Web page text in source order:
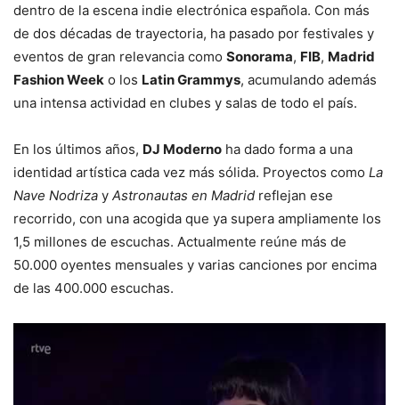
dentro de la escena indie electrónica española. Con más
de dos décadas de trayectoria, ha pasado por festivales y
eventos de gran relevancia como Sonorama, FIB, Madrid
Fashion Week o los Latin Grammys, acumulando además
una intensa actividad en clubes y salas de todo el país.
En los últimos años, DJ Moderno ha dado forma a una
identidad artística cada vez más sólida. Proyectos como La
Nave Nodriza y Astronautas en Madrid reflejan ese
recorrido, con una acogida que ya supera ampliamente los
1,5 millones de escuchas. Actualmente reúne más de
50.000 oyentes mensuales y varias canciones por encima
de las 400.000 escuchas.